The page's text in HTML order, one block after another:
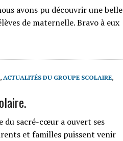
avons pu découvrir une belle
de maternelle. Bravo à eux
, ACTUALITÉS DU GROUPE SCOLAIRE,
du sacré-cœur a ouvert ses
et familles puissent venir